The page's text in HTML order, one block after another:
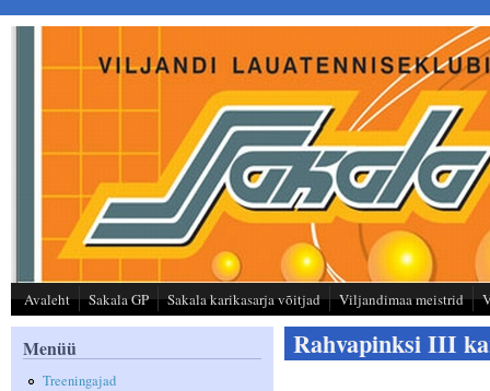
Liigu edasi põhisisu juurde
Avaleht Sakala GP Sakala karikasarja võitjad Viljandimaa meistrid
Menüü
Treeningajad
Rahvapinksi III